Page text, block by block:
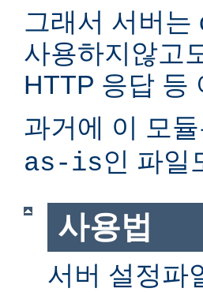
그래서 서버는
사용하지않고
HTTP 응답 등
과거에 이 모
as-is인 파일
사용법
서버 설정파